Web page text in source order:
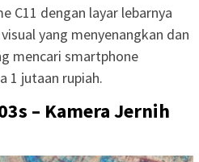
C11 dengan layar lebarnya
yang menyenangkan dan
mencari smartphone
1 jutaan rupiah.
– Kamera Jernih